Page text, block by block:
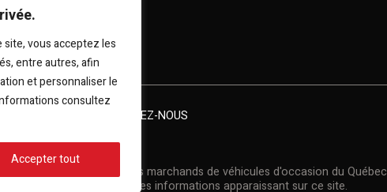
vous acceptez les
entre autres, afin
et personnaliser le
consultez
Accepter tout
G6C 1E1
CONTACTEZ-NOUS
2026
Association des marchands de véhicules d'occasion du Québec
de la publicité et des informations apparaissant sur ce site.